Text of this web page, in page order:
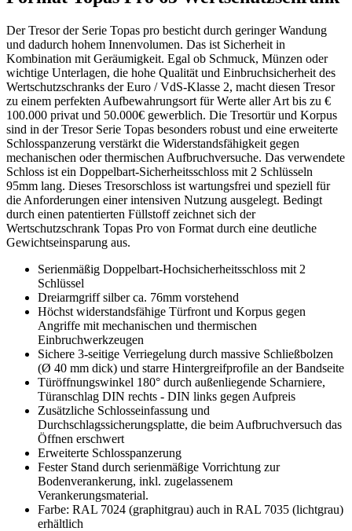
Der Tresor der Serie Topas pro besticht durch geringer Wandung
und dadurch hohem Innenvolumen. Das ist Sicherheit in
Kombination mit Geräumigkeit. Egal ob Schmuck, Münzen oder
wichtige Unterlagen, die hohe Qualität und Einbruchsicherheit des
Wertschutzschranks der Euro / VdS-Klasse 2, macht diesen Tresor
zu einem perfekten Aufbewahrungsort für Werte aller Art bis zu €
100.000 privat und 50.000€ gewerblich. Die Tresortür und Korpus
sind in der Tresor Serie Topas besonders robust und eine erweiterte
Schlosspanzerung verstärkt die Widerstandsfähigkeit gegen
mechanischen oder thermischen Aufbruchversuche. Das verwendete
Schloss ist ein Doppelbart-Sicherheitsschloss mit 2 Schlüsseln
95mm lang. Dieses Tresorschloss ist wartungsfrei und speziell für
die Anforderungen einer intensiven Nutzung ausgelegt. Bedingt
durch einen patentierten Füllstoff zeichnet sich der
Wertschutzschrank Topas Pro von Format durch eine deutliche
Gewichtseinsparung aus.
Serienmäßig Doppelbart-Hochsicherheitsschloss mit 2
Schlüssel
Dreiarmgriff silber ca. 76mm vorstehend
Höchst widerstandsfähige Türfront und Korpus gegen
Angriffe mit mechanischen und thermischen
Einbruchwerkzeugen
Sichere 3-seitige Verriegelung durch massive Schließbolzen
(Ø 40 mm dick) und starre Hintergreifprofile an der Bandseite
Türöffnungswinkel 180° durch außenliegende Scharniere,
Türanschlag DIN rechts - DIN links gegen Aufpreis
Zusätzliche Schlosseinfassung und
Durchschlagssicherungsplatte, die beim Aufbruchversuch das
Öffnen erschwert
Erweiterte Schlosspanzerung
Fester Stand durch serienmäßige Vorrichtung zur
Bodenverankerung, inkl. zugelassenem
Verankerungsmaterial.
Farbe: RAL 7024 (graphitgrau) auch in RAL 7035 (lichtgrau)
erhältlich